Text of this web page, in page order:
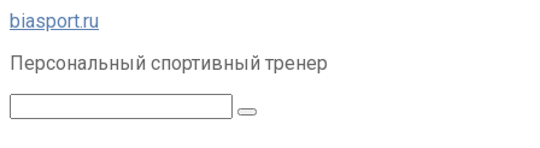
Перейти
контенту
biasport.ru
Персональный спортивный тренер